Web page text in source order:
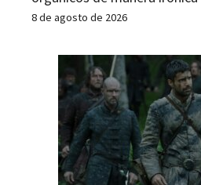
8 de agosto de 2026